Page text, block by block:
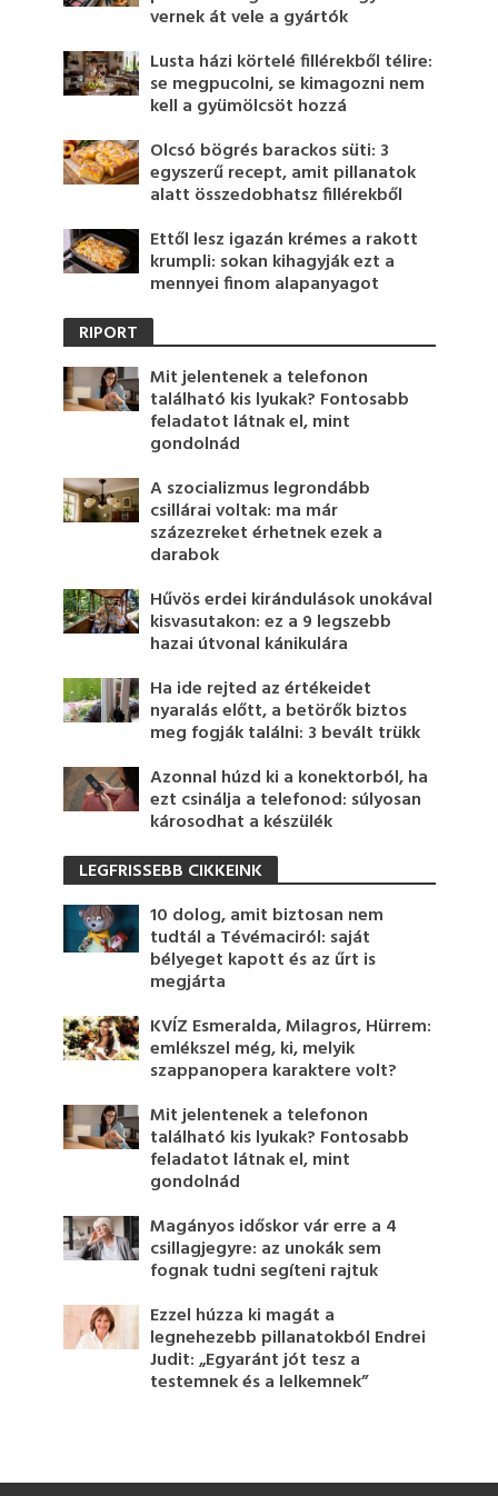
vernek át vele a gyártók
Lusta házi körtelé fillérekből télire:
se megpucolni, se kimagozni nem
kell a gyümölcsöt hozzá
Olcsó bögrés barackos süti: 3
egyszerű recept, amit pillanatok
alatt összedobhatsz fillérekből
Ettől lesz igazán krémes a rakott
krumpli: sokan kihagyják ezt a
mennyei finom alapanyagot
RIPORT
Mit jelentenek a telefonon
található kis lyukak? Fontosabb
feladatot látnak el, mint
gondolnád
A szocializmus legrondább
csillárai voltak: ma már
százezreket érhetnek ezek a
darabok
Hűvös erdei kirándulások unokával
kisvasutakon: ez a 9 legszebb
hazai útvonal kánikulára
Ha ide rejted az értékeidet
nyaralás előtt, a betörők biztos
meg fogják találni: 3 bevált trükk
Azonnal húzd ki a konektorból, ha
ezt csinálja a telefonod: súlyosan
károsodhat a készülék
LEGFRISSEBB CIKKEINK
10 dolog, amit biztosan nem
tudtál a Tévémaciról: saját
bélyeget kapott és az űrt is
megjárta
KVÍZ Esmeralda, Milagros, Hürrem:
emlékszel még, ki, melyik
szappanopera karaktere volt?
Mit jelentenek a telefonon
található kis lyukak? Fontosabb
feladatot látnak el, mint
gondolnád
Magányos időskor vár erre a 4
csillagjegyre: az unokák sem
fognak tudni segíteni rajtuk
Ezzel húzza ki magát a
legnehezebb pillanatokból Endrei
Judit: „Egyaránt jót tesz a
testemnek és a lelkemnek”